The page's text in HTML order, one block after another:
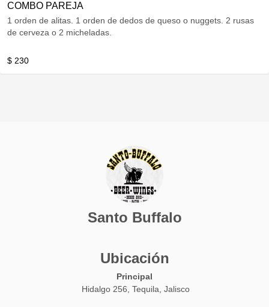
COMBO PAREJA
1 orden de alitas. 1 orden de dedos de queso o nuggets. 2 rusas
de cerveza o 2 micheladas.
$ 230
Santo Buffalo
Ubicación
Principal
Hidalgo 256, Tequila, Jalisco